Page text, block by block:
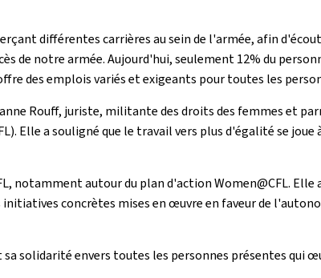
différentes carrières au sein de l'armée, afin
de notre armée. Aujourd'hui, seulement 12% du
des emplois variés et exigeants pour toutes les
Rouff, juriste, militante des droits des femmes et
Elle a souligné que le travail vers plus d'égalité se joue
notamment autour du plan d'action Women@CFL. Elle
concrètes mises en œuvre en faveur de
solidarité envers toutes les personnes présentes qui